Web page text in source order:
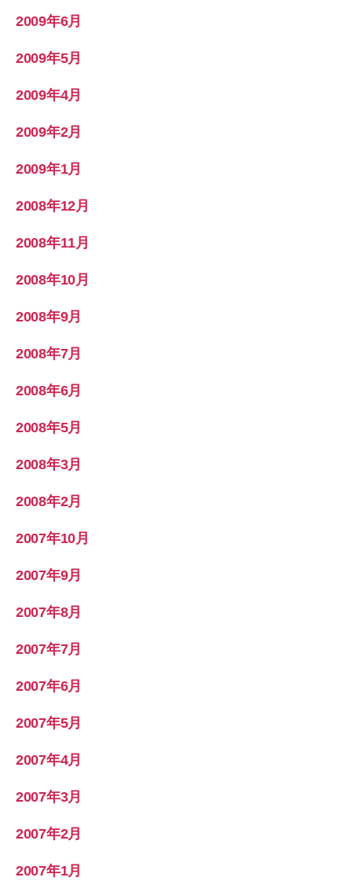
2009年6月
2009年5月
2009年4月
2009年2月
2009年1月
2008年12月
2008年11月
2008年10月
2008年9月
2008年7月
2008年6月
2008年5月
2008年3月
2008年2月
2007年10月
2007年9月
2007年8月
2007年7月
2007年6月
2007年5月
2007年4月
2007年3月
2007年2月
2007年1月